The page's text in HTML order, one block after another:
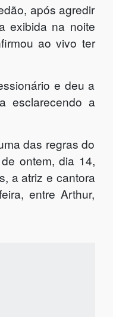
após agredir
exibida na noite
ao vivo ter
e deu a
esclarecendo a
das regras do
ontem, dia 14,
a atriz e cantora
entre Arthur,